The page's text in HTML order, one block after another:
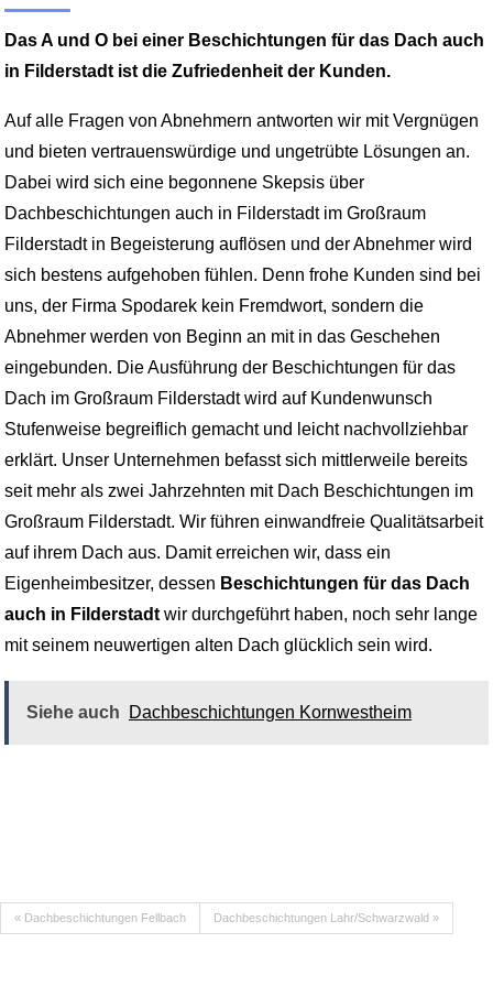
Das A und O bei einer Beschichtungen für das Dach auch
in Filderstadt ist die Zufriedenheit der Kunden.
Auf alle Fragen von Abnehmern antworten wir mit Vergnügen
und bieten vertrauenswürdige und ungetrübte Lösungen an.
Dabei wird sich eine begonnene Skepsis über
Dachbeschichtungen auch in Filderstadt im Großraum
Filderstadt in Begeisterung auflösen und der Abnehmer wird
sich bestens aufgehoben fühlen. Denn frohe Kunden sind bei
uns, der Firma Spodarek kein Fremdwort, sondern die
Abnehmer werden von Beginn an mit in das Geschehen
eingebunden. Die Ausführung der Beschichtungen für das
Dach im Großraum Filderstadt wird auf Kundenwunsch
Stufenweise begreiflich gemacht und leicht nachvollziehbar
erklärt. Unser Unternehmen befasst sich mittlerweile bereits
seit mehr als zwei Jahrzehnten mit Dach Beschichtungen im
Großraum Filderstadt. Wir führen einwandfreie Qualitätsarbeit
auf ihrem Dach aus. Damit erreichen wir, dass ein
Eigenheimbesitzer, dessen Beschichtungen für das Dach
auch in Filderstadt wir durchgeführt haben, noch sehr lange
mit seinem neuwertigen alten Dach glücklich sein wird.
Siehe auch Dachbeschichtungen Kornwestheim
« Dachbeschichtungen Fellbach Dachbeschichtungen Lahr/Schwarzwald »